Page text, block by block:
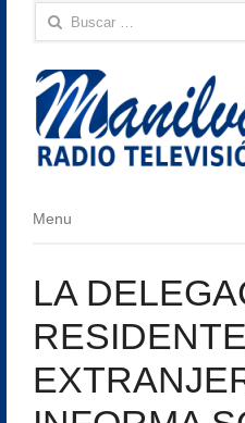
Buscar:
Menu
Menu
LA